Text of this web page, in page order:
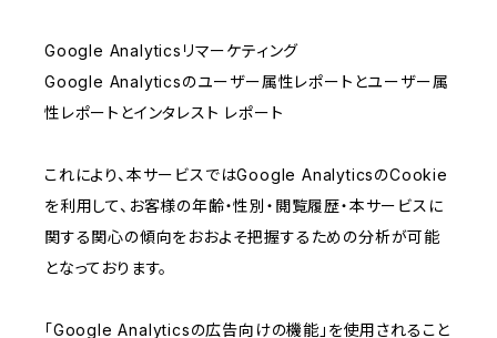
Google Analyticsリマーケティング
Google Analyticsのユーザー属性レポートとユーザー属
性レポートとインタレスト レポート
これにより、本サービスではGoogle AnalyticsのCookie
を利用して、お客様の年齢・性別・閲覧履歴・本サービスに
関する関心の傾向をおおよそ把握するための分析が可能
となっております。
「Google Analyticsの広告向けの機能」を使用されること